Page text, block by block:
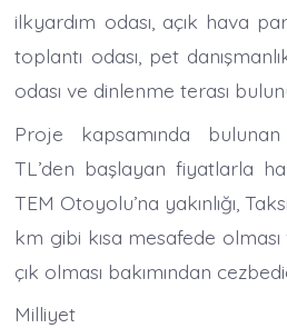
ilkyardım odası, açık hava
toplantı odası, pet
odası ve dinlenme terası
Proje kapsamında
TL’den başlayan fiyatlarla
TEM Otoyolu’na yakınlığı,
km gibi kısa mesafede olması
çık olması bakımından
Milliyet